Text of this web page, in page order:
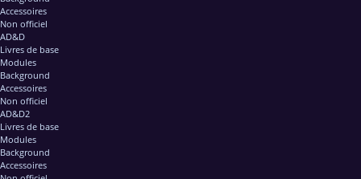
Accessoires
Non officiel
AD&D
Livres de base
Modules
Background
Accessoires
Non officiel
AD&D2
Livres de base
Modules
Background
Accessoires